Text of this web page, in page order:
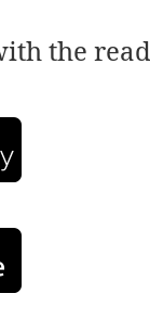
the